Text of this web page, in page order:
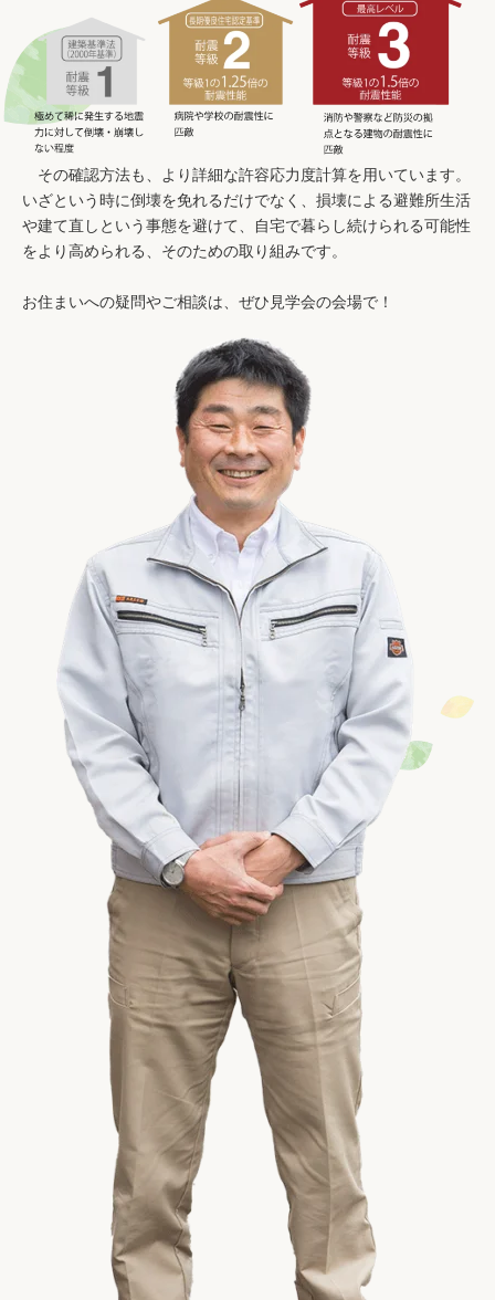
その確認方法も、より詳細な許容応力度計算を用いています。
いざという時に倒壊を免れるだけでなく、損壊による避難所生活
や建て直しという事態を避けて、自宅で暮らし続けられる可能性
をより高められる、そのための取り組みです。
お住まいへの疑問やご相談は、ぜひ見学会の会場で！